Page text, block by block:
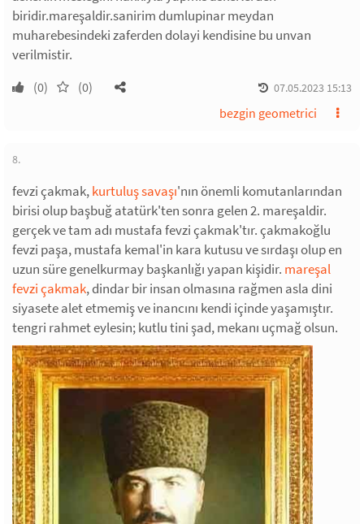
biridir.mareşaldir.sanirim dumlupinar meydan
muharebesindeki zaferden dolayi kendisine bu unvan
verilmistir.
(0) (0) 07.05.2023 15:13
bezgin geometrici
8.
fevzi çakmak,kurtuluş savaşı'nın önemli komutanlarından
birisi olup başbuğ atatürk'ten sonra gelen 2. mareşaldir.
gerçek ve tam adı mustafa fevzi çakmak'tır. çakmakoğlu
fevzi paşa, mustafa kemal'in kara kutusu ve sırdaşı olup en
uzun süre genelkurmay başkanlığı yapan kişidir. mareşal
fevzi çakmak, dindar bir insan olmasına rağmen asla dini
siyasete alet etmemiş ve inancını kendi içinde yaşamıştır.
tengri rahmet eylesin; kutlu tini şad, mekanı uçmağ olsun.